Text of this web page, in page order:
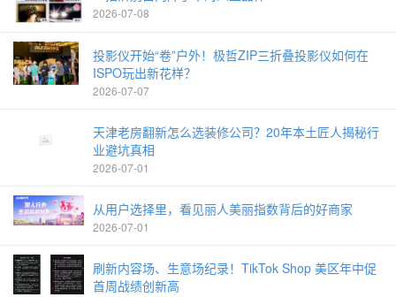
2026-07-08
投影仪开始“卷”户外！极哲ZIP三折叠投影仪如何在
ISPO玩出新花样？
2026-07-07
天津老房翻新怎么选装修公司？20年本土匠人揭秘行
业避坑真相
2026-07-01
从用户选择里，看见丽人美丽指数背后的好商家
2026-07-01
刷新内容场、生意场纪录！TikTok Shop 美区年中促
首周战绩创新高